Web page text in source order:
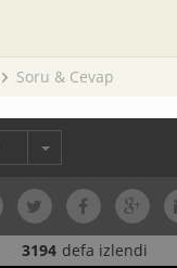
Soru & Cevap
3194 defa izlendi